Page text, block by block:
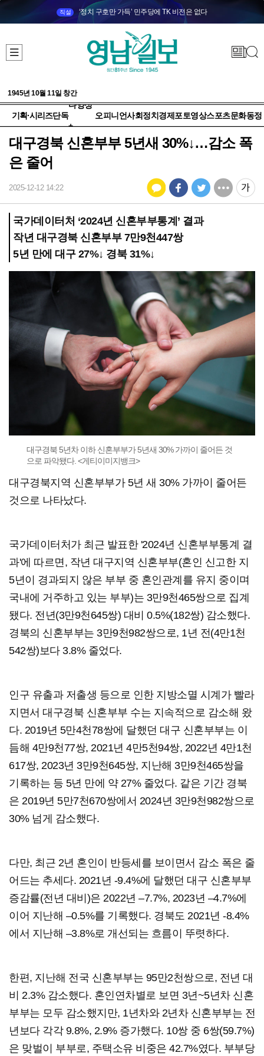
직설 ‘정치 구호만 가득’ 민주당에 TK 비전은 없다
1945년 10월 11일 창간
기획·시리즈단독
다양성
+
오피니언사회정치 경제 포토영상스포츠문화동정
대구경북 신혼부부 5년새 30%↓…감소 폭
은 줄어
2025-12-12 14:22
국가데이터처 ‘2024년 신혼부부통계’ 결과
작년 대구경북 신혼부부 7만9천447쌍
5년 만에 대구 27%↓ 경북 31%↓
대구경북 5년차 이하 신혼부부가 5년새 30% 가까이 줄어든 것
으로 파악됐다. <게티이미지뱅크>
대구경북지역 신혼부부가 5년 새 30% 가까이 줄어든
것으로 나타났다.
국가데이터처가 최근 발표한 '2024년 신혼부부통계 결
과'에 따르면, 작년 대구지역 신혼부부(혼인 신고한 지
5년이 경과되지 않은 부부 중 혼인관계를 유지 중이며
국내에 거주하고 있는 부부)는 3만9천465쌍으로 집계
됐다. 전년(3만9천645쌍) 대비 0.5%(182쌍) 감소했다.
경북의 신혼부부는 3만9천982쌍으로, 1년 전(4만1천
542쌍)보다 3.8% 줄었다.
인구 유출과 저출생 등으로 인한 지방소멸 시계가 빨라
지면서 대구경북 신혼부부 수는 지속적으로 감소해 왔
다. 2019년 5만4천78쌍에 달했던 대구 신혼부부는 이
듬해 4만9천77쌍, 2021년 4만5천94쌍, 2022년 4만1천
617쌍, 2023년 3만9천645쌍, 지난해 3만9천465쌍을
기록하는 등 5년 만에 약 27% 줄었다. 같은 기간 경북
은 2019년 5만7천670쌍에서 2024년 3만9천982쌍으로
30% 넘게 감소했다.
다만, 최근 2년 혼인이 반등세를 보이면서 감소 폭은 줄
어드는 추세다. 2021년 -9.4%에 달했던 대구 신혼부부
증감률(전년 대비)은 2022년 –7.7%, 2023년 –4.7%에
이어 지난해 –0.5%를 기록했다. 경북도 2021년 -8.4%
에서 지난해 –3.8%로 개선되는 흐름이 뚜렷하다.
한편, 지난해 전국 신혼부부는 95만2천쌍으로, 전년 대
비 2.3% 감소했다. 혼인연차별로 보면 3년~5년차 신혼
부부는 모두 감소했지만, 1년차와 2년차 신혼부부는 전
년보다 각각 9.8%, 2.9% 증가했다. 10쌍 중 6쌍(59.7%)
은 맞벌이 부부로, 주택소유 비중은 42.7%였다. 부부당